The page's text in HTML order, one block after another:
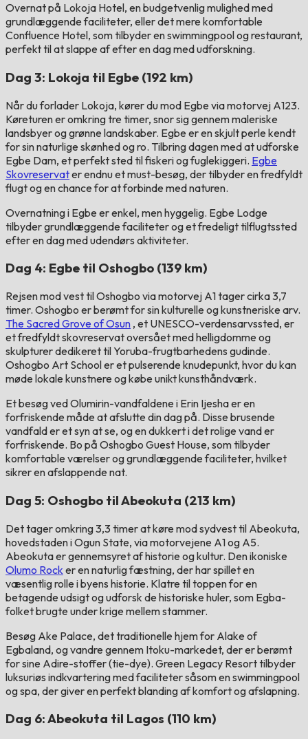
Overnat på Lokoja Hotel, en budgetvenlig mulighed med
grundlæggende faciliteter, eller det mere komfortable
Confluence Hotel, som tilbyder en swimmingpool og restaurant,
perfekt til at slappe af efter en dag med udforskning.
Dag 3: Lokoja til Egbe (192 km)
Når du forlader Lokoja, kører du mod Egbe via motorvej A123.
Køreturen er omkring tre timer, snor sig gennem maleriske
landsbyer og grønne landskaber. Egbe er en skjult perle kendt
for sin naturlige skønhed og ro. Tilbring dagen med at udforske
Egbe Dam, et perfekt sted til fiskeri og fuglekiggeri. Egbe
Skovreservater endnu et must-besøg, der tilbyder en fredfyldt
flugt og en chance for at forbinde med naturen.
Overnatning i Egbe er enkel, men hyggelig. Egbe Lodge
tilbyder grundlæggende faciliteter og et fredeligt tilflugtssted
efter en dag med udendørs aktiviteter.
Dag 4: Egbe til Oshogbo (139 km)
Rejsen mod vest til Oshogbo via motorvej A1 tager cirka 3,7
timer. Oshogbo er berømt for sin kulturelle og kunstneriske arv.
The Sacred Grove of Osun , et UNESCO-verdensarvssted, er
et fredfyldt skovreservat oversået med helligdomme og
skulpturer dedikeret til Yoruba-frugtbarhedens gudinde.
Oshogbo Art School er et pulserende knudepunkt, hvor du kan
møde lokale kunstnere og købe unikt kunsthåndværk.
Et besøg ved Olumirin-vandfaldene i Erin Ijesha er en
forfriskende måde at afslutte din dag på. Disse brusende
vandfald er et syn at se, og en dukkert i det rolige vand er
forfriskende. Bo på Oshogbo Guest House, som tilbyder
komfortable værelser og grundlæggende faciliteter, hvilket
sikrer en afslappende nat.
Dag 5: Oshogbo til Abeokuta (213 km)
Det tager omkring 3,3 timer at køre mod sydvest til Abeokuta,
hovedstaden i Ogun State, via motorvejene A1 og A5.
Abeokuta er gennemsyret af historie og kultur. Den ikoniske
Olumo Rock er en naturlig fæstning, der har spillet en
væsentlig rolle i byens historie. Klatre til toppen for en
betagende udsigt og udforsk de historiske huler, som Egba-
folket brugte under krige mellem stammer.
Besøg Ake Palace, det traditionelle hjem for Alake of
Egbaland, og vandre gennem Itoku-markedet, der er berømt
for sine Adire-stoffer (tie-dye). Green Legacy Resort tilbyder
luksuriøs indkvartering med faciliteter såsom en swimmingpool
og spa, der giver en perfekt blanding af komfort og afslapning.
Dag 6: Abeokuta til Lagos (110 km)